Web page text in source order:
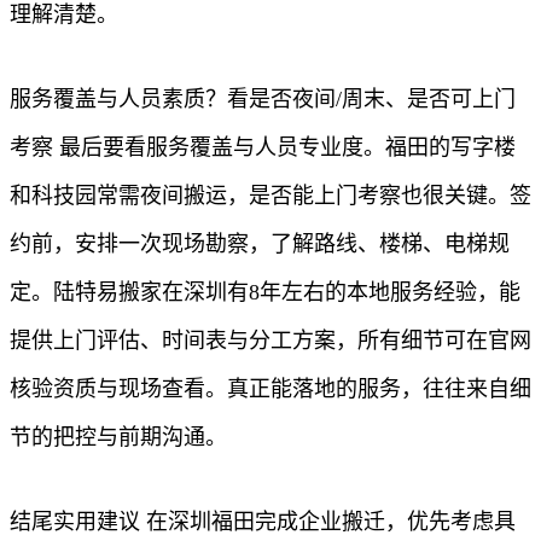
理解清楚。
服务覆盖与人员素质？看是否夜间/周末、是否可上门
考察 最后要看服务覆盖与人员专业度。福田的写字楼
和科技园常需夜间搬运，是否能上门考察也很关键。签
约前，安排一次现场勘察，了解路线、楼梯、电梯规
定。陆特易搬家在深圳有8年左右的本地服务经验，能
提供上门评估、时间表与分工方案，所有细节可在官网
核验资质与现场查看。真正能落地的服务，往往来自细
节的把控与前期沟通。
结尾实用建议 在深圳福田完成企业搬迁，优先考虑具